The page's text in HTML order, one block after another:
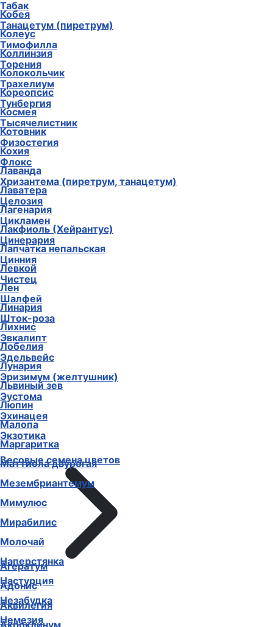
Табак
Танацетум (пиретрум)
Тимофилла
Торения
Трахелиум
Тунбергия
Тысячелистник
Физостегия
Флокс
Хризантема (пиретрум, танацетум)
Целозия
Цикламен
Цинерария
Цинния
Чистец
Шалфей
Шток-роза
Эвкалипт
Эдельвейс
Эризимум (желтушник)
Эустома
Эхинацея
Экзотика
Весовые семена цветов
Агератум
Адонис
Аквилегия
Акроклинум
Кобея
Колеус
Коллинзия
Колокольчик
Кореопсис
Космея
Котовник
Кохия
Лаванда
Лаватера
Лагенария
Лакфиоль (Хейрантус)
Лапчатка непальская
Левкой
Лен
Линария
Лихнис
Лобелия
Лунария
Львиный зев
Люпин
Малопа
Маргаритка
Маттиола двурогая
Мезембриантемум
Мимулюс
Мирабилис
Молочай
Наперстянка
Настурция
Незабудка
Немезия